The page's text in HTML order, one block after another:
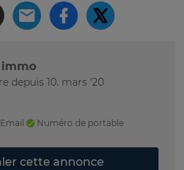
immo
depuis 10. mars '20
Email Numéro de portable
cette annonce